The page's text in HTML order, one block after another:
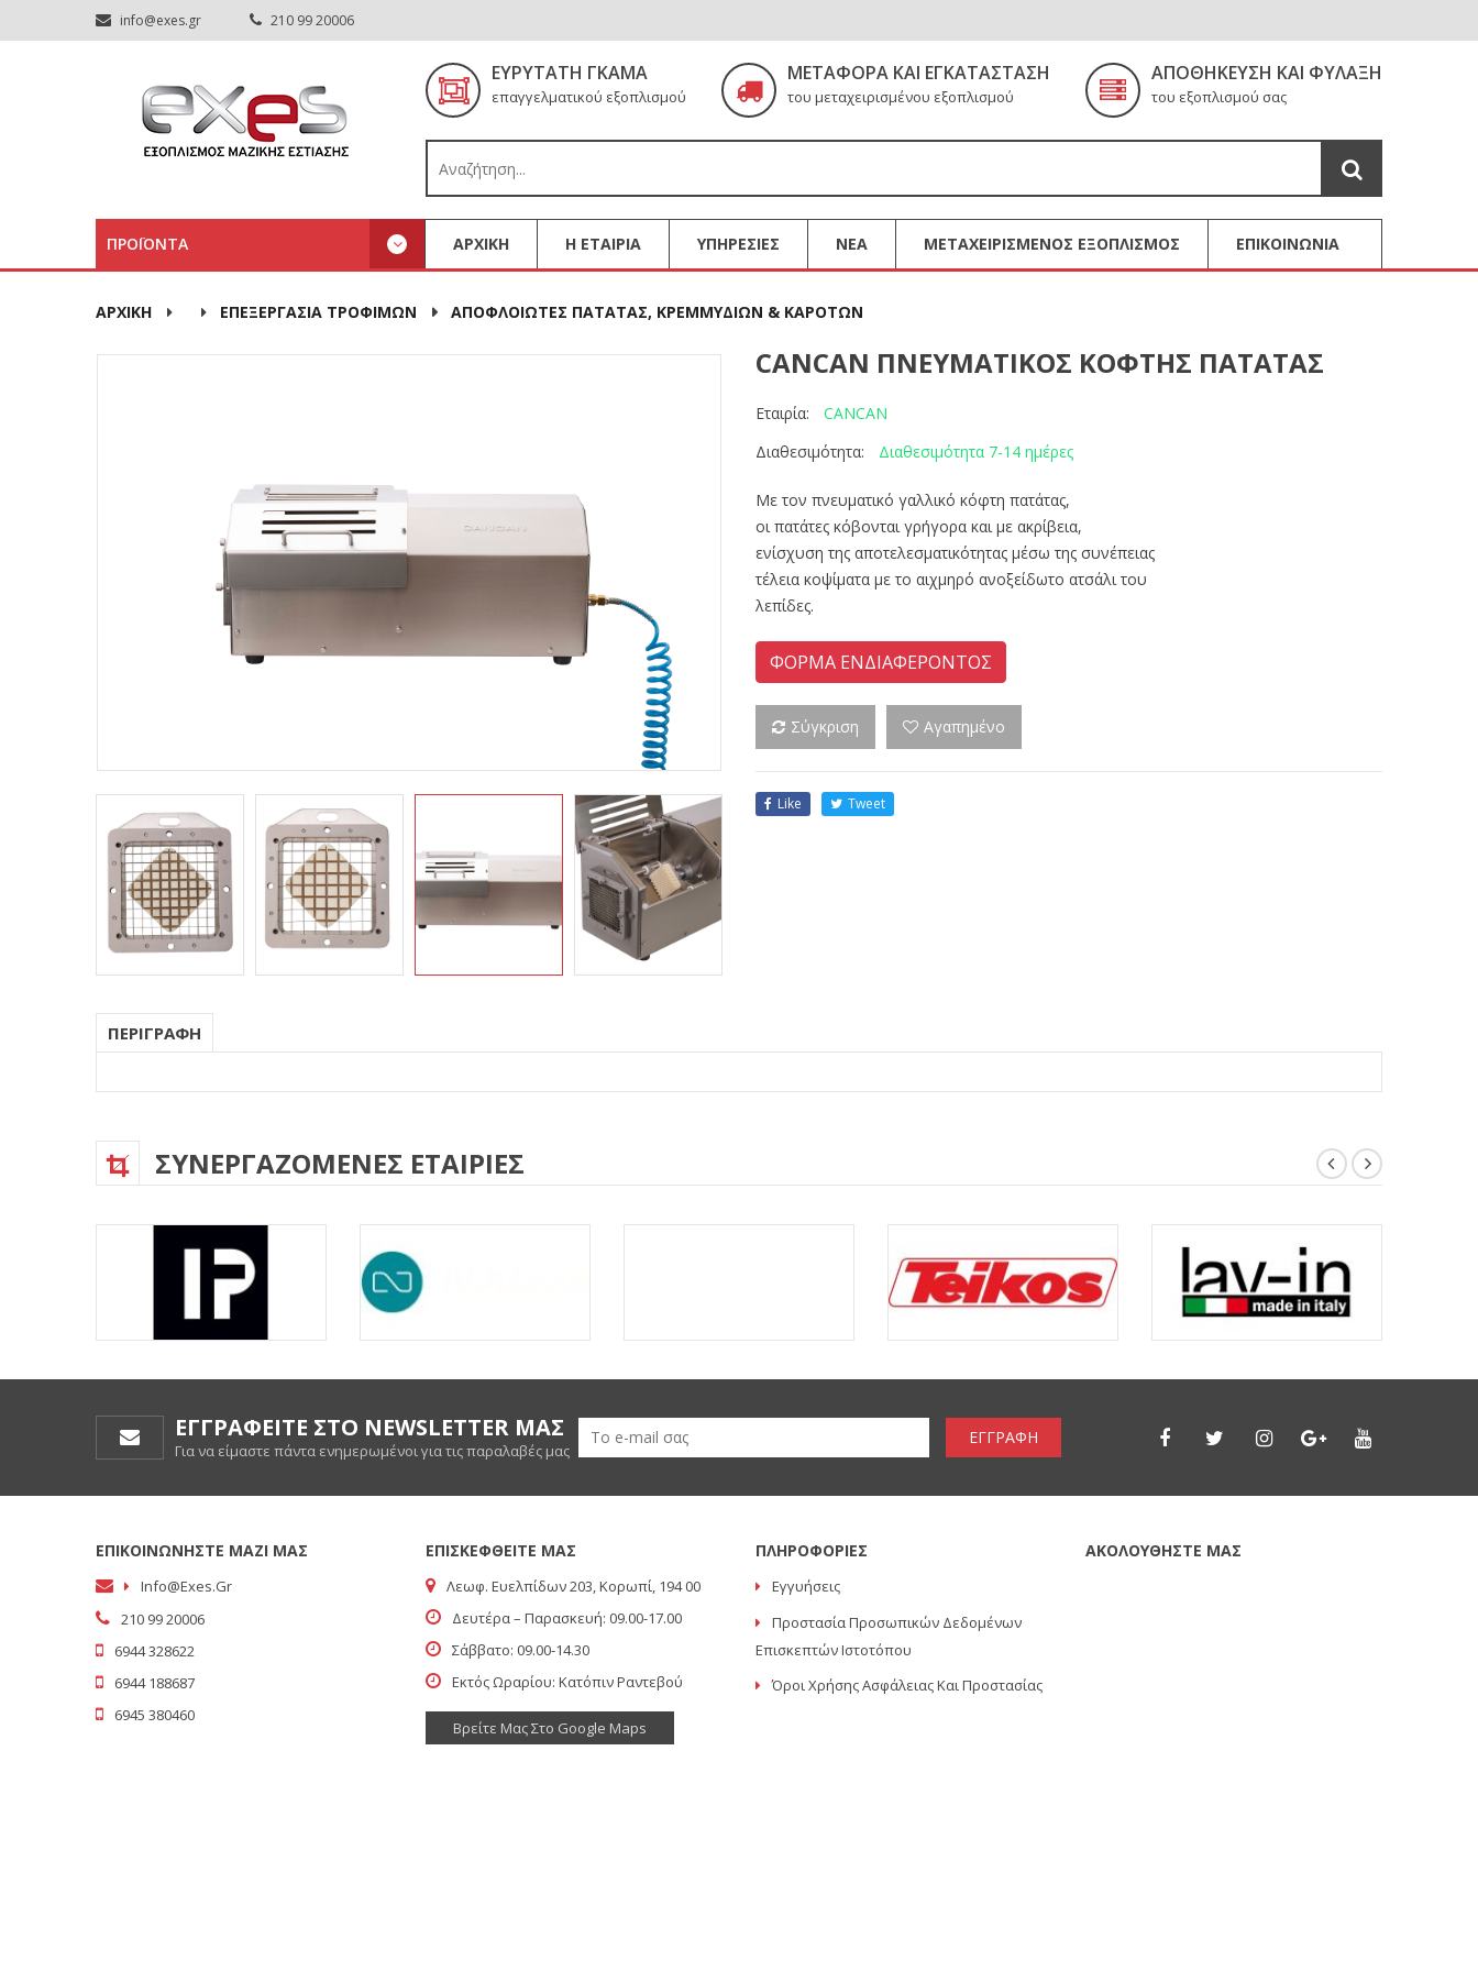
info@exes.gr 210 99 20006
ΕΥΡΎΤΑΤΗ ΓΚΆΜΑ
επαγγελματικού εξοπλισμού
ΜΕΤΑΦΟΡΆ ΚΑΙ ΕΓΚΑΤΆΣΤΑΣΗ
του μεταχειρισμένου εξοπλισμού
ΑΠΟΘΉΚΕΥΣΗ ΚΑΙ ΦΎΛΑΞΗ
του εξοπλισμού σας
ΠΡΟΪΟΝΤΑ ΑΡΧΙΚΗ Η ΕΤΑΙΡΙΑ ΥΠΗΡΕΣΙΕΣ ΝΕΑ ΜΕΤΑΧΕΙΡΙΣΜΕΝΟΣ ΕΞΟΠΛΙΣΜΟΣ ΕΠΙΚΟΙΝΩΝΙΑ
ΑΡΧΙΚΉ ΕΠΕΞΕΡΓΑΣΙΑ ΤΡΟΦΙΜΩΝ ΑΠΟΦΛΟΙΩΤΕΣ ΠΑΤΑΤΑΣ, ΚΡΕΜΜΥΔΙΩΝ & ΚΑΡΟΤΩΝ
CANCAN ΠΝΕΥΜΑΤΙΚΟΣ ΚΟΦΤΗΣ ΠΑΤΑΤΑΣ
Εταιρία:
CANCAN
Διαθεσιμότητα:
Διαθεσιμότητα 7-14 ημέρες
Με τον πνευματικό γαλλικό κόφτη πατάτας,
οι πατάτες κόβονται γρήγορα και με ακρίβεια,
ενίσχυση της αποτελεσματικότητας μέσω της συνέπειας
τέλεια κοψίματα με το αιχμηρό ανοξείδωτο ατσάλι του
λεπίδες.
ΦΟΡΜΑ ΕΝΔΙΑΦΕΡΟΝΤΟΣ
Σύγκριση Αγαπημένο
Like Tweet
ΠΕΡΙΓΡΑΦΗ
ΣΥΝΕΡΓΑΖΟΜΕΝΕΣ ΕΤΑΙΡΙΕΣ
ΕΓΓΡΑΦΕΙΤΕ ΣΤΟ NEWSLETTER ΜΑΣ
Για να είμαστε πάντα ενημερωμένοι για τις παραλαβές μας
ΕΓΓΡΑΦΗ
ΕΠΙΚΟΙΝΩΝΗΣΤΕ ΜΑΖΙ ΜΑΣ
Info@exes.gr
210 99 20006
6944 328622
6944 188687
6945 380460
ΕΠΙΣΚΕΦΘΕΙΤΕ ΜΑΣ
Λεωφ. Ευελπίδων 203, Κορωπί, 194 00
Δευτέρα – Παρασκευή: 09.00-17.00
Σάββατο: 09.00-14.30
Εκτός Ωραρίου: Κατόπιν Ραντεβού
Βρείτε Μας Στο Google Maps
ΠΛΗΡΟΦΟΡΙΕΣ
Εγγυήσεις
Προστασία Προσωπικών Δεδομένων
Επισκεπτών Ιστοτόπου
Όροι Χρήσης Ασφάλειας Και Προστασίας
ΑΚΟΛΟΥΘΗΣΤΕ ΜΑΣ